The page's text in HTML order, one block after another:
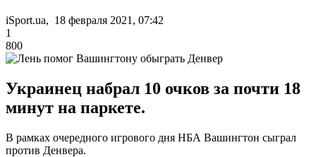
iSport.ua, 18 февраля 2021, 07:42
1
800
Украинец набрал 10 очков за почти 18
минут на паркете.
В рамках очередного игрового дня НБА Вашингтон сыграл
против Денвера.